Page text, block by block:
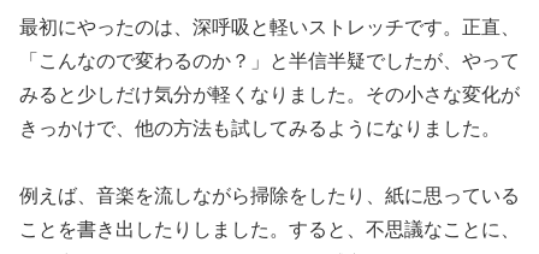
最初にやったのは、深呼吸と軽いストレッチです。正直、
「こんなので変わるのか？」と半信半疑でしたが、やって
みると少しだけ気分が軽くなりました。その小さな変化が
きっかけで、他の方法も試してみるようになりました。
例えば、音楽を流しながら掃除をしたり、紙に思っている
ことを書き出したりしました。すると、不思議なことに、